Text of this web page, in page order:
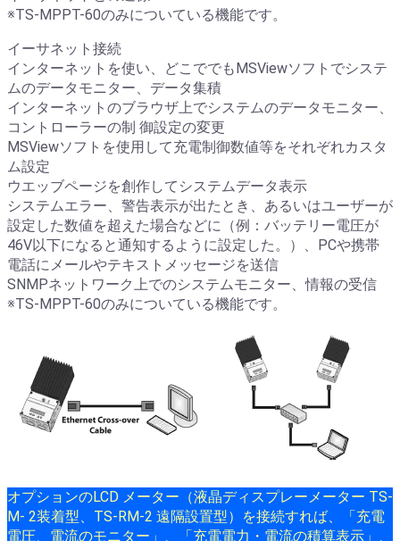
※TS-MPPT-60のみについている機能です。
イーサネット接続
インターネットを使い、どこででもMSViewソフトでシステ
ムのデータモニター、データ集積
インターネットのブラウザ上でシステムのデータモニター、
コントローラーの制 御設定の変更
MSViewソフトを使用して充電制御数値等をそれぞれカスタ
ム設定
ウエッブページを創作してシステムデータ表示
システムエラー、警告表示が出たとき、あるいはユーザーが
設定した数値を超えた場合などに（例：バッテリー電圧が
46V以下になると通知するように設定した。）、PCや携帯
電話にメールやテキストメッセージを送信
SNMPネットワーク上でのシステムモニター、情報の受信
※TS-MPPT-60のみについている機能です。
オプションのLCD メーター（液晶ディスプレーメーター TS-
M- 2装着型、TS-RM-2 遠隔設置型）を接続すれば、「充電
電圧、電流のモニター」、「充電電力・電流の積算表示」、